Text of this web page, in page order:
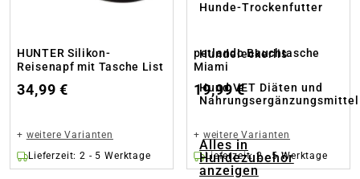
Hunde-Trockenfutter
Hundeleckerlis
Hund VET Diäten und
Nahrungsergänzungsmittel
Alles in
Hundezubehör
anzeigen
HUNTER Silikon-
Reisenapf mit Tasche List
34,99 €
+ weitere Varianten
Lieferzeit: 2 - 5 Werktage
petlando Bauchtasche
Miami
19,99 €
+ weitere Varianten
Lieferzeit: 2 - 5 Werktage